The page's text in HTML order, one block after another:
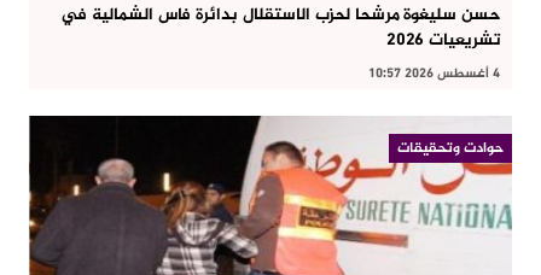
حسن سليغوة مرشحا لحزب الاستقلال بدائرة فاس الشمالية في
تشريعيات 2026
4 أغسطس 2026 10:57
حوادت وتحقيقات